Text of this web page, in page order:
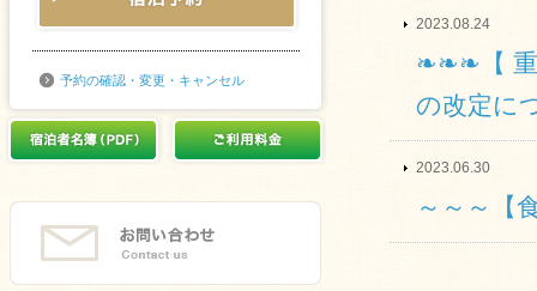
予約の確認・変更・キャンセル
2023.08.24
❧❧❧【 重
の改定に
2023.06.30
～～～【